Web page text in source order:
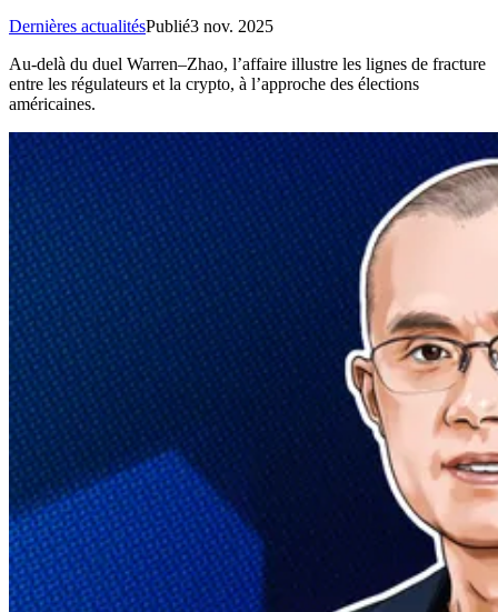
Dernières actualitésPublié3 nov. 2025
Au-delà du duel Warren–Zhao, l’affaire illustre les lignes de fracture
entre les régulateurs et la crypto, à l’approche des élections
américaines.